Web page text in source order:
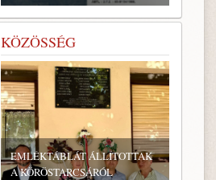
KÖZÖSSÉG
EMLÉKTÁBLÁT ÁLLÍTOTTAK
A KÖRÖSTARCSÁRÓL